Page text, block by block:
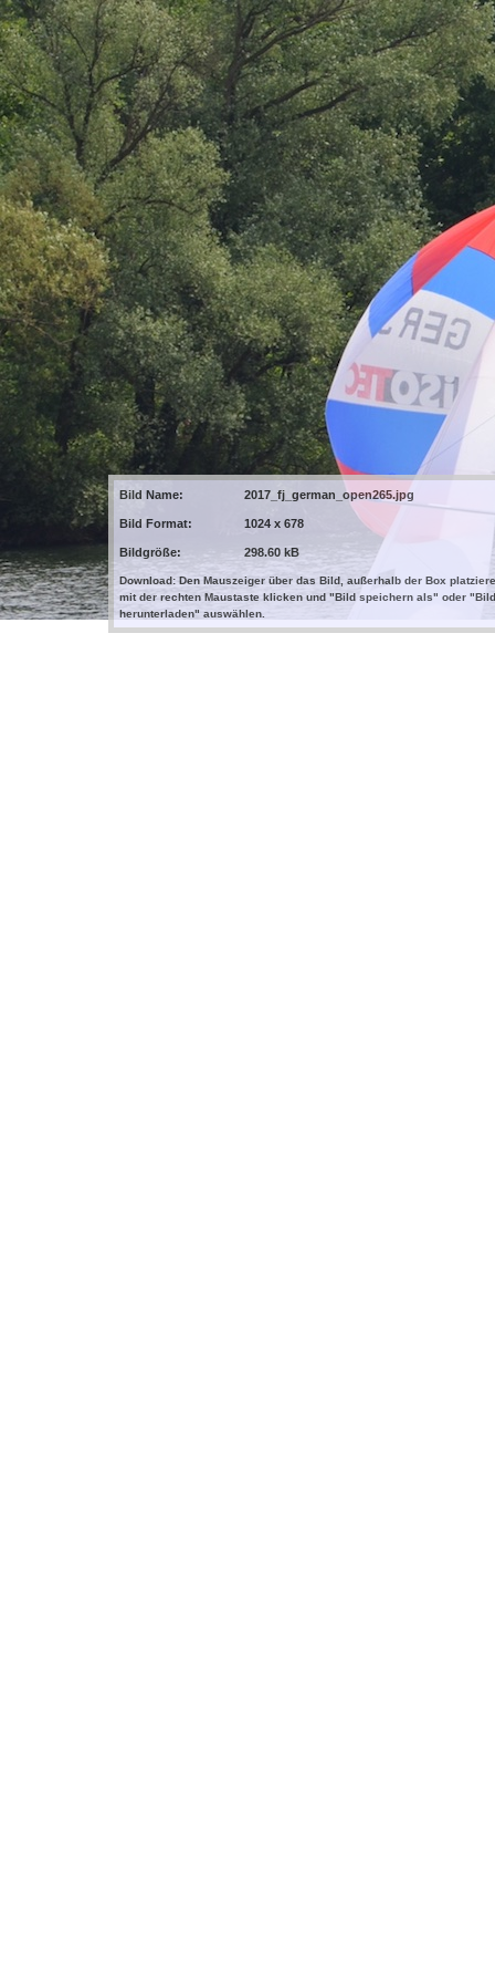
Bild Name: 2017_fj_german_open265.jpg
Bild Format: 1024 x 678
Bildgröße: 298.60 kB
Download: Den Mauszeiger über das Bild, außerhalb der Box
mit der rechten Maustaste klicken und "Bild speichern als" oder "Bild
herunterladen" auswählen.